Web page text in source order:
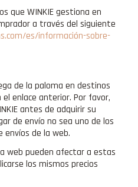
que WINKIE gestiona en
a través del siguiente
es/información-sobre-
de la paloma en destinos
enlace anterior. Por favor,
antes de adquirir su
de envío no sea uno de los
de la web.
web pueden afectar a estas
los mismos precios